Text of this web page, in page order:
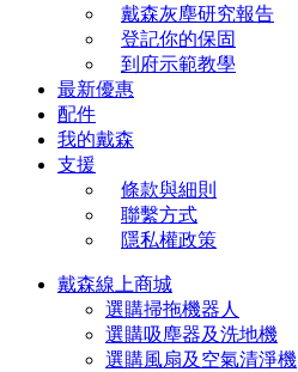
戴森灰塵研究報告
登記你的保固
到府示範教學
最新優惠
配件
我的戴森
支援
條款與細則
聯繫方式
隱私權政策
戴森線上商城
選購掃拖機器人
選購吸塵器及洗地機
選購風扇及空氣清淨機